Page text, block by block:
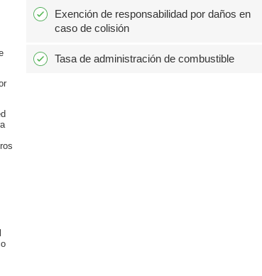
Exención de responsabilidad por daños en
caso de colisión
Tasa de administración de combustible